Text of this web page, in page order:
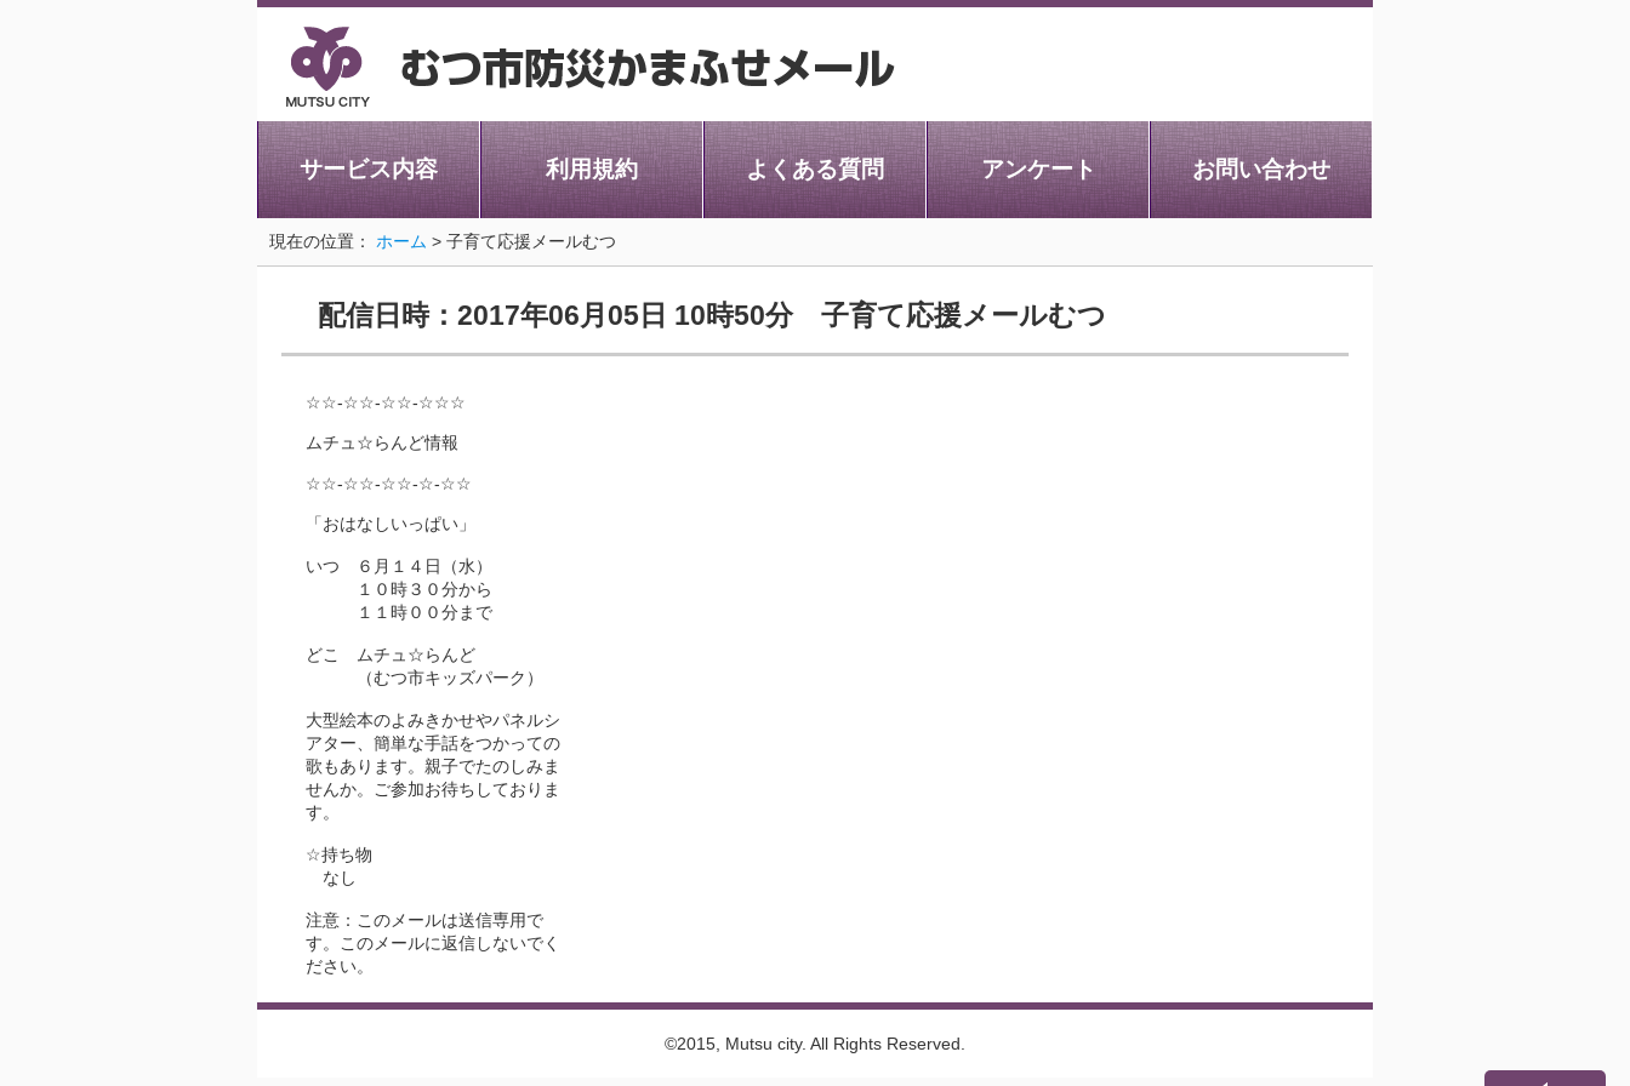
サービス内容 利用規約 よくある質問 アンケート お問い合わせ
現在の位置： ホーム > 子育て応援メールむつ
配信日時：2017年06月05日 10時50分 子育て応援メールむつ
☆☆-☆☆-☆☆-☆☆☆
ムチュ☆らんど情報
☆☆-☆☆-☆☆-☆-☆☆
「おはなしいっぱい」
いつ ６月１４日（水）
１０時３０分から
１１時００分まで
どこ ムチュ☆らんど
（むつ市キッズパーク）
大型絵本のよみきかせやパネルシ
アター、簡単な手話をつかっての
歌もあります。親子でたのしみま
せんか。ご参加お待ちしておりま
す。
☆持ち物
なし
注意：このメールは送信専用で
す。このメールに返信しないでく
ださい。
©2015, Mutsu city. All Rights Reserved.